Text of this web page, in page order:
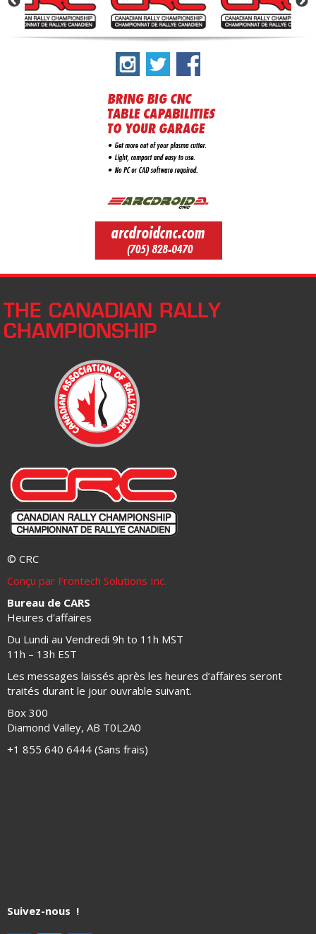
THE CANADIAN RALLY
CHAMPIONSHIP
© CRC
Conçu par Frontech Solutions Inc.
Bureau de CARS
Heures d'affaires
Du Lundi au Vendredi 9h to 11h MST
11h – 13h EST
Les messages laissés après les heures d’affaires seront
traités durant le jour ouvrable suivant.
Box 300
Diamond Valley, AB T0L2A0
+1 855 640 6444 (Sans frais)
Suivez-nous !